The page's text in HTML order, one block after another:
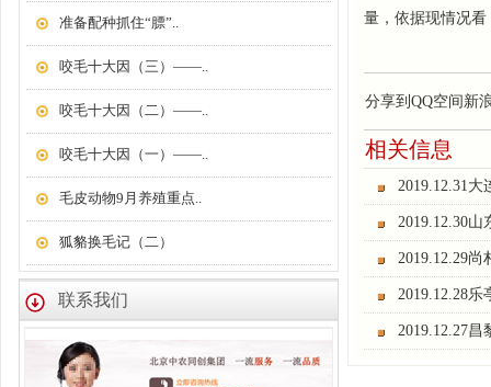
准备配种抓住“膘”..
咬毛十大因（三）——..
咬毛十大因（二）——..
咬毛十大因（一）——..
毛皮动物9月养殖重点..
狐貉换毛记（二）
联系我们
量，依据现情况
分享到 QQ空间 新
相关信息
2019.12.31
2019.12.30
2019.12.29
2019.12.28
2019.12.27